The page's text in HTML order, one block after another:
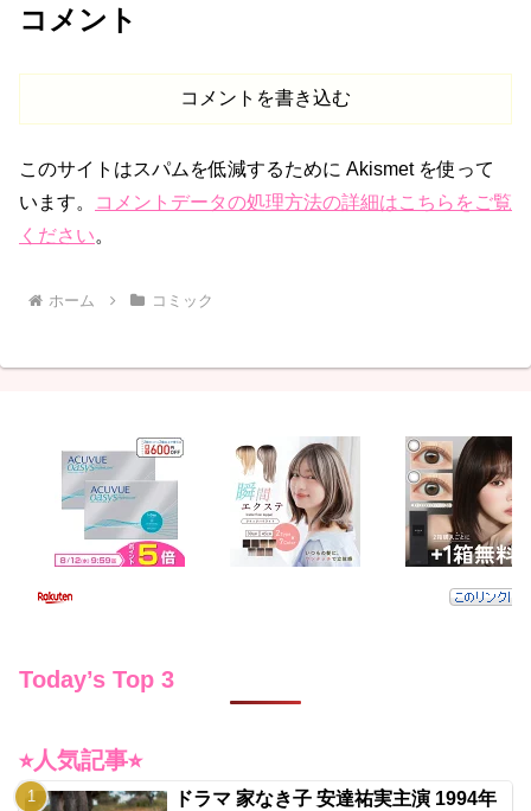
コメント
コメントを書き込む
このサイトはスパムを低減するために Akismet を使って
います。
コメントデータの処理方法の詳細はこちらをご覧
ください。
ホーム コミック
Today’s Top 3
⭐︎人気記事⭐︎
ドラマ 家なき子 安達祐実主演 1994年